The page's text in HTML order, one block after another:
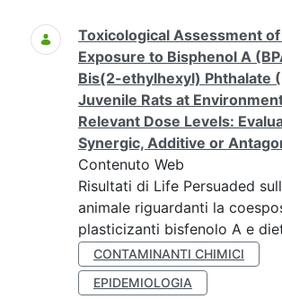
Ricerca
Toxicological Assessment
Exposure to Bisphenol A
Bis(2-ethylhexyl) Phthalate
Juvenile Rats at
Relevant Dose Levels:
Synergic, Additive or
Contenuto Web
Risultati di Life Persuaded
animale riguardanti la
plasticizanti bisfenolo A e
CONTAMINANTI CHIMICI
EPIDEMIOLOGIA